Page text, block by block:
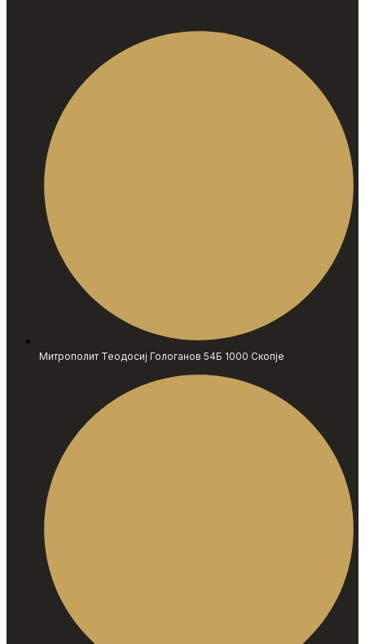
Митрополит Теодосиј Гологанов 54Б 1000 Скопје